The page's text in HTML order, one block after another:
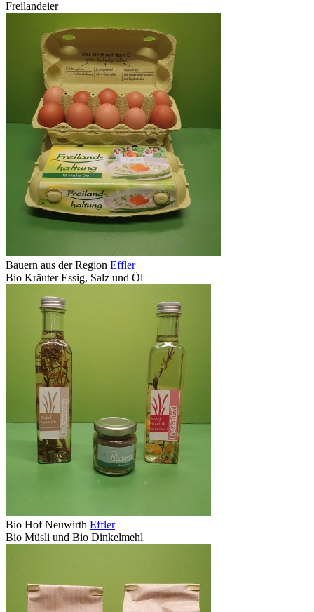
Freilandeier
Bauern aus der Region Effler
Bio Kräuter Essig, Salz und Öl
Bio Hof Neuwirth Effler
Bio Müsli und Bio Dinkelmehl